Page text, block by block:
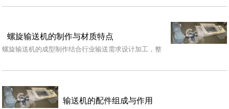
螺旋输送机的制作与材质特点
螺旋输送机的成型制作结合行业输送需求设计加工，整
输送机的配件组成与作用